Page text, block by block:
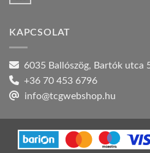
rendelések
KAPCSOLAT
6035 Ballószög, Bartók utca
+36 70 453 6796
info@tcgwebshop.hu